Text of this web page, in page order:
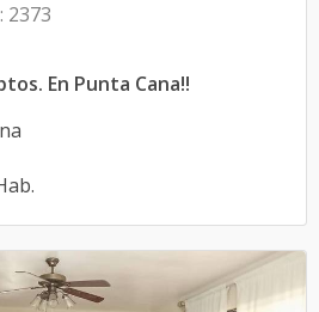
: 2373
En Punta Cana!!